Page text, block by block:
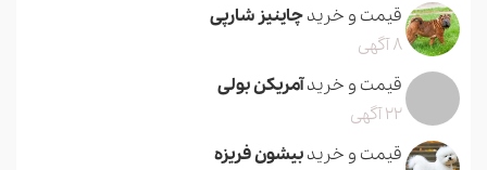
قیمت و خریدچاینیز شارپی
8 آگهی
قیمت و خریدآمریکن بولی
22 آگهی
قیمت و خریدبیشون فریزه